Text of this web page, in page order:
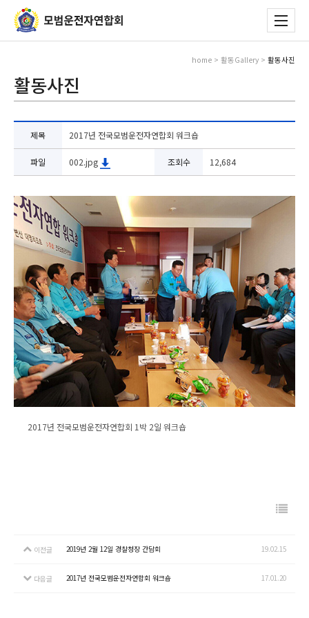
활동사진
home > 활동Gallery > 활동사진
제목 2017년 전국모범운전자연합회 워크숍
파일 002.jpg 조회수 12,684
2017년 전국모범운전자연합회 1박 2일 워크숍
이전글 2019년 2월 12일 경찰청장 간담회 19.02.15
다음글 2017년 전국모범운전자연합회 워크숍 17.01.20